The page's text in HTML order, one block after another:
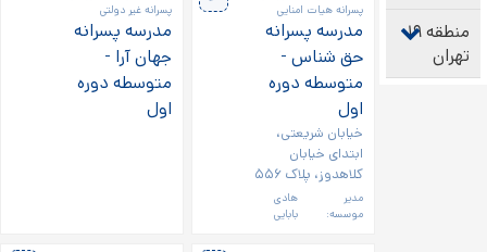
منطقه ۱۹
تهران
پسرانه هیات امنایی
مدرسه پسرانه
حق شناس -
متوسطه دوره
اول
خیابان شریعتی،
ابتدای خیابان
کلاهدوز، پلاک ۵۵۶
مدیر
موسسه:
هادی
بابایی
پسرانه غیر دولتی
مدرسه پسرانه
جهان آرا -
متوسطه دوره
اول